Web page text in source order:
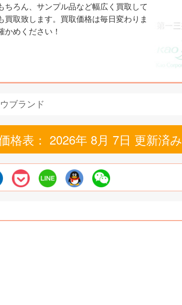
ろん、サンプル品など幅広く買取して
取致します。買取価格は毎日変わりま
めください！
ブランド
格表： 2026年 8月 7日 更新済み